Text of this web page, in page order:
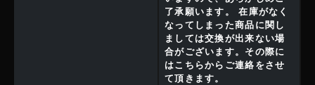
了承願います。 在庫がなく
なってしまった商品に関し
ましては交換が出来ない場
合がございます。その際に
はこちらからご連絡をさせ
て頂きます。